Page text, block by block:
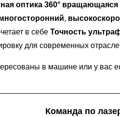
оптика 360°
,
в себе Точность
для современных
в машине или у вас
Команда по